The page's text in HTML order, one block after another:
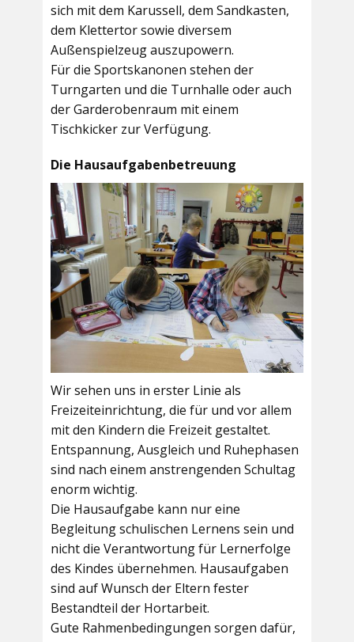
sich mit dem Karussell, dem Sandkasten,
dem Klettertor sowie diversem
Außenspielzeug auszupowern.
Für die Sportskanonen stehen der
Turngarten und die Turnhalle oder auch
derGarderobenraum mit einem
Tischkicker zur Verfügung.
Die Hausaufgabenbetreuung
Wir sehen uns in erster Linie als
Freizeiteinrichtung, die für und vor allem
mit den Kindern die Freizeit gestaltet.
Entspannung, Ausgleich und Ruhephasen
sind nach einem anstrengenden Schultag
enorm wichtig.
Die Hausaufgabe kann nur eine
Begleitung schulischen Lernens sein und
nicht die Verantwortung für Lernerfolge
des Kindes übernehmen. Hausaufgaben
sind auf Wunsch der Eltern fester
Bestandteil der Hortarbeit.
Gute Rahmenbedingungen sorgen dafür,